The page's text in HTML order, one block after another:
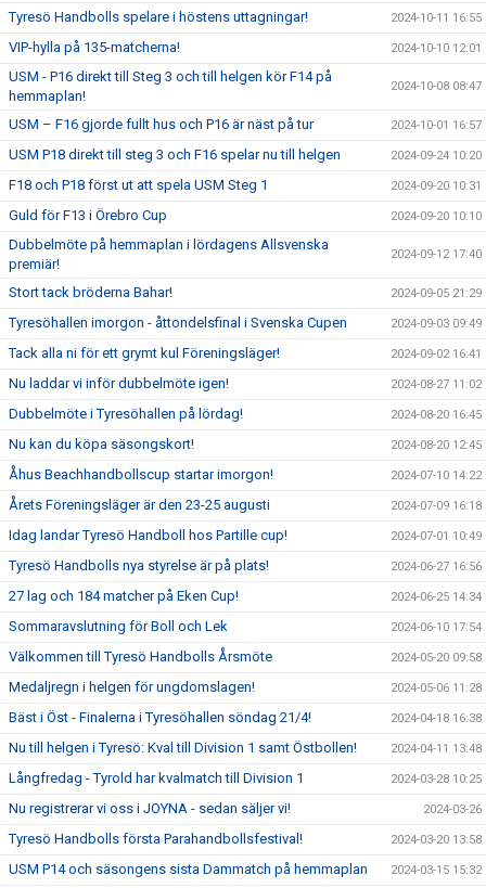
Tyresö Handbolls spelare i höstens uttagningar! 2024-10-11 16:55
VIP-hylla på 135-matcherna! 2024-10-10 12:01
USM - P16 direkt till Steg 3 och till helgen kör F14 på
hemmaplan!
2024-10-08 08:47
USM – F16 gjorde fullt hus och P16 är näst på tur 2024-10-01 16:57
USM P18 direkt till steg 3 och F16 spelar nu till helgen 2024-09-24 10:20
F18 och P18 först ut att spela USM Steg 1 2024-09-20 10:31
Guld för F13 i Örebro Cup 2024-09-20 10:10
Dubbelmöte på hemmaplan i lördagens Allsvenska
premiär!
2024-09-12 17:40
Stort tack bröderna Bahar! 2024-09-05 21:29
Tyresöhallen imorgon - åttondelsfinal i Svenska Cupen 2024-09-03 09:49
Tack alla ni för ett grymt kul Föreningsläger! 2024-09-02 16:41
Nu laddar vi inför dubbelmöte igen! 2024-08-27 11:02
Dubbelmöte i Tyresöhallen på lördag! 2024-08-20 16:45
Nu kan du köpa säsongskort! 2024-08-20 12:45
Åhus Beachhandbollscup startar imorgon! 2024-07-10 14:22
Årets Föreningsläger är den 23-25 augusti 2024-07-09 16:18
Idag landar Tyresö Handboll hos Partille cup! 2024-07-01 10:49
Tyresö Handbolls nya styrelse är på plats! 2024-06-27 16:56
27 lag och 184 matcher på Eken Cup! 2024-06-25 14:34
Sommaravslutning för Boll och Lek 2024-06-10 17:54
Välkommen till Tyresö Handbolls Årsmöte 2024-05-20 09:58
Medaljregn i helgen för ungdomslagen! 2024-05-06 11:28
Bäst i Öst - Finalerna i Tyresöhallen söndag 21/4! 2024-04-18 16:38
Nu till helgen i Tyresö: Kval till Division 1 samt Östbollen! 2024-04-11 13:48
Långfredag - Tyrold har kvalmatch till Division 1 2024-03-28 10:25
Nu registrerar vi oss i JOYNA - sedan säljer vi! 2024-03-26
Tyresö Handbolls första Parahandbollsfestival! 2024-03-20 13:58
USM P14 och säsongens sista Dammatch på hemmaplan 2024-03-15 15:32